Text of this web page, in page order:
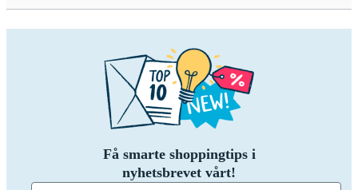
Få smarte shoppingtips i
nyhetsbrevet vårt!